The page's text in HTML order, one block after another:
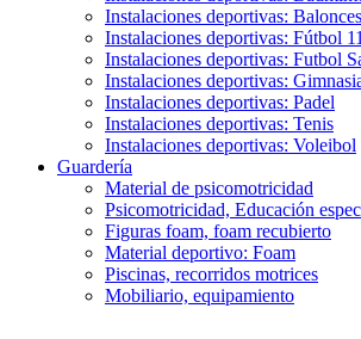
Instalaciones deportivas:
Instalaciones deportivas: Fútbol
Instalaciones deportivas: Futbol
Instalaciones deportivas:
Instalaciones deportivas: Padel
Instalaciones deportivas: Tenis
Instalaciones deportivas: Voleibol
Guardería
Material de psicomotricidad
Psicomotricidad, Educación
Figuras foam, foam recubierto
Material deportivo: Foam
Piscinas, recorridos motrices
Mobiliario, equipamiento